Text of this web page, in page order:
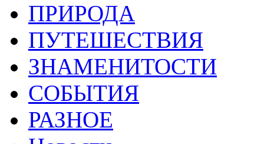
ПРИРОДА
ПУТЕШЕСТВИЯ
ЗНАМЕНИТОСТИ
СОБЫТИЯ
РАЗНОЕ